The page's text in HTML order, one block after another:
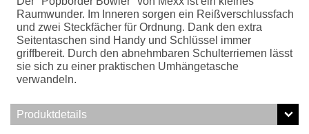
Raumwunder. Im Inneren sorgen ein Reißverschlussfach
und zwei Steckfächer für Ordnung. Dank den extra
Seitentaschen sind Handy und Schlüssel immer
griffbereit. Durch den abnehmbaren Schulterriemen lässt
sie sich zu einer praktischen Umhängetasche
verwandeln.
Produktdetails